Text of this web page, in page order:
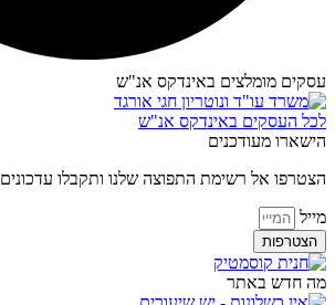
עסקים מומלצים באינדקס אנ"ש​
לכל העסקים באינדקס אנ"ש
הישארו מעודכנים
הצטרפו אל רשימת התפוצה שלנו ותקבלו
מייל
הצטרפות
מה חדש באתר